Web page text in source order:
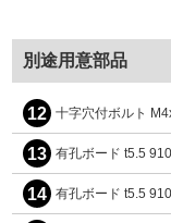
別途用意部品
12 十字穴付ボルト
13 有孔ボード t5.5
14 有孔ボード t5.5